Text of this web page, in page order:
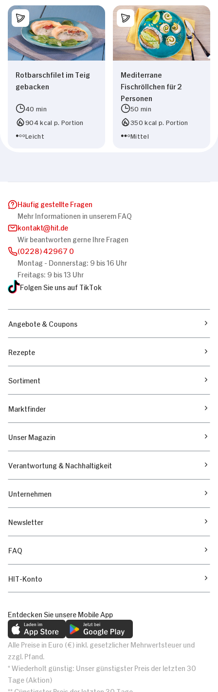
Rotbarschfilet im Teig
gebacken
40 min
904 kcal p. Portion
Leicht
Mediterrane
Fischröllchen für 2
Personen
50 min
350 kcal p. Portion
Mittel
Häufig gestellte Fragen
Mehr Informationen in unserem FAQ
kontakt
hit.de
Wir beantworten gerne Ihre Fragen
(0228) 42967 0
Montag - Donnerstag: 9 bis 16 Uhr
Freitags: 9 bis 13 Uhr
Folgen Sie uns auf TikTok
Angebote & Coupons
Rezepte
Sortiment
Marktfinder
Unser Magazin
Verantwortung & Nachhaltigkeit
Unternehmen
Newsletter
FAQ
HIT-Konto
Entdecken Sie unsere Mobile App
Alle Preise in Euro (€) inkl. gesetzlicher Mehrwertsteuer und
zzgl. Pfand.
* Wiederholt günstig: Unser günstigster Preis der letzten 30
Tage (Aktion)